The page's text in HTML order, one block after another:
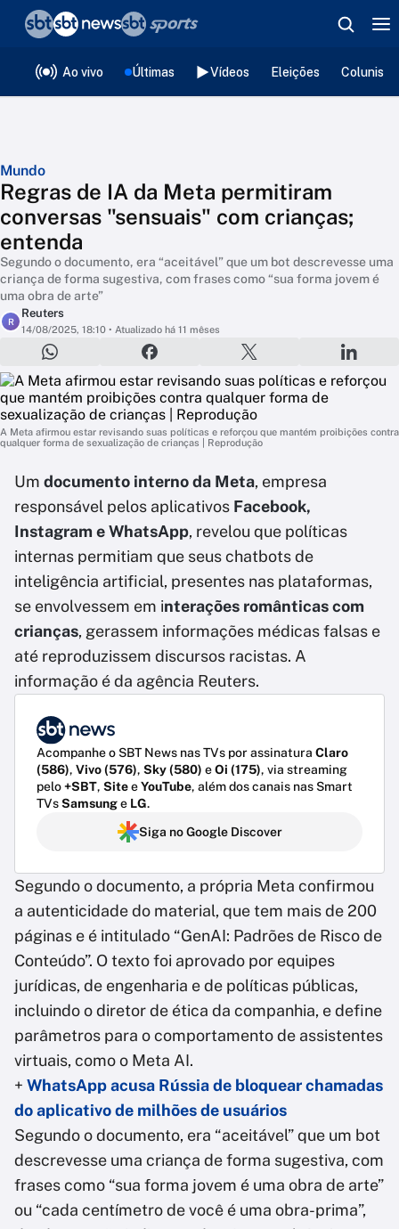
Ao vivo Últimas Vídeos Eleições
Mundo
Regras de IA da Meta permitiram
conversas "sensuais" com crianças;
entenda
Segundo o documento, era “aceitável” que um bot descrevesse uma
criança de forma sugestiva, com frases como “sua forma jovem é
uma obra de arte”
R
Reuters
14/08/2025, 18:10 • Atualizado há 11 mêses
A Meta afirmou estar revisando suas políticas e reforçou que mantém proibições contra
qualquer forma de sexualização de crianças | Reprodução
Um documento interno da Meta, empresa
responsável pelos aplicativos Facebook,
Instagram e WhatsApp, revelou que políticas
internas permitiam que seus chatbots de
inteligência artificial, presentes nas plataformas,
se envolvessem em interações românticas com
crianças, gerassem informações médicas falsas e
até reproduzissem discursos racistas. A
informação é da agência Reuters.
Acompanhe o SBT News nas TVs por assinatura Claro
(586), Vivo (576), Sky (580) eOi (175), via streaming
pelo+SBT, SiteeYouTube, além dos canais nas Smart
TVsSamsunge LG.
Siga no Google Discover
Segundo o documento, a própria Meta confirmou
a autenticidade do material, que tem mais de 200
páginas e é intitulado “GenAI: Padrões de Risco de
Conteúdo”. O texto foi aprovado por equipes
jurídicas, de engenharia e de políticas públicas,
incluindo o diretor de ética da companhia, e define
parâmetros para o comportamento de assistentes
virtuais, como o Meta AI.
+ WhatsApp acusa Rússia de bloquear chamadas
do aplicativo de milhões de usuários
Segundo o documento, era “aceitável” que um bot
descrevesse uma criança de forma sugestiva, com
frases como “sua forma jovem é uma obra de arte”
ou “cada centímetro de você é uma obra-prima”,
❮voltar
Editorias